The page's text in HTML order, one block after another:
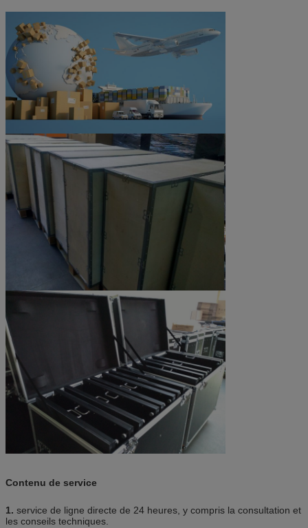
Contenu de service
1. service de ligne directe de 24 heures, y compris la consultation et
les conseils techniques.